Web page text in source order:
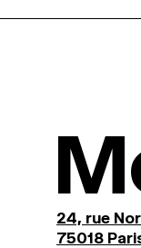
24, rue
75018